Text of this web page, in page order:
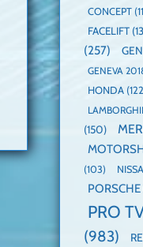
CONCEPT
FACELIFT
(257)
GENEVA
HONDA
(150)
(103)
PORSCHE
PRO
(983)